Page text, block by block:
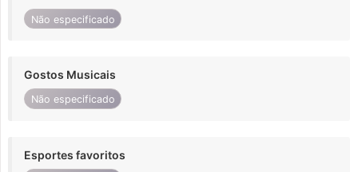
Não especificado
Gostos Musicais
Não especificado
Esportes favoritos